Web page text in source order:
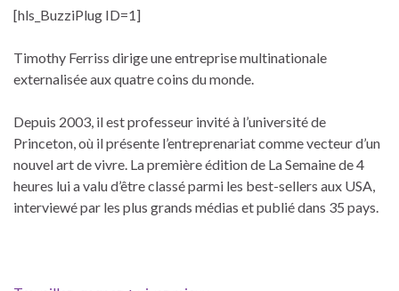
[hls_BuzziPlug ID=1]
Timothy Ferriss dirige une entreprise multinationale
externalisée aux quatre coins du monde.
Depuis 2003, il est professeur invité à l’université de
Princeton, où il présente l’entreprenariat comme vecteur d’un
nouvel art de vivre. La première édition de La Semaine de 4
heures lui a valu d’être classé parmi les best-sellers aux USA,
interviewé par les plus grands médias et publié dans 35 pays.